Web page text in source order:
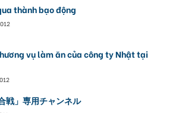
thành bạo động
vụ làm ăn của công ty Nhật tại
戦」専用チャンネル